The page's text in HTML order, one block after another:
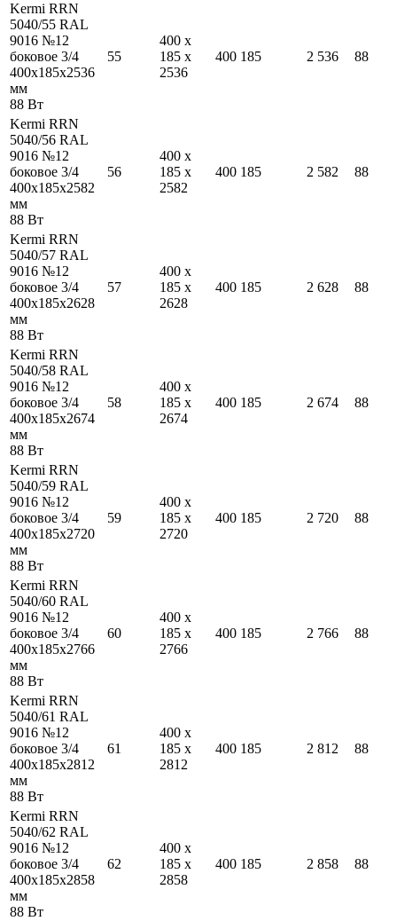
Kermi RRN
5040/55 RAL
9016 №12
боковое 3/4
400x185x2536
мм
88 Вт
55
400 x
185 x
2536
400 185 2 536 88
Kermi RRN
5040/56 RAL
9016 №12
боковое 3/4
400x185x2582
мм
88 Вт
56
400 x
185 x
2582
400 185 2 582 88
Kermi RRN
5040/57 RAL
9016 №12
боковое 3/4
400x185x2628
мм
88 Вт
57
400 x
185 x
2628
400 185 2 628 88
Kermi RRN
5040/58 RAL
9016 №12
боковое 3/4
400x185x2674
мм
88 Вт
58
400 x
185 x
2674
400 185 2 674 88
Kermi RRN
5040/59 RAL
9016 №12
боковое 3/4
400x185x2720
мм
88 Вт
59
400 x
185 x
2720
400 185 2 720 88
Kermi RRN
5040/60 RAL
9016 №12
боковое 3/4
400x185x2766
мм
88 Вт
60
400 x
185 x
2766
400 185 2 766 88
Kermi RRN
5040/61 RAL
9016 №12
боковое 3/4
400x185x2812
мм
88 Вт
61
400 x
185 x
2812
400 185 2 812 88
Kermi RRN
5040/62 RAL
9016 №12
боковое 3/4
400x185x2858
мм
88 Вт
62
400 x
185 x
2858
400 185 2 858 88